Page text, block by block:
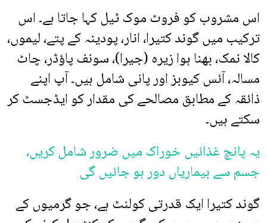
اس مشروب کو فروٹ موک ٹیل کہا جاتا ہے۔ اس
ترکیب میں گوند کتیرا، انار، پودینہ کے پتے، لیموں،
کالا نمک، بھنا ہوا زیرہ (جیرا)، سونف پاؤڈر، چاٹ
مسالہ، آئس کیوبز اور پانی شامل ہیں۔ آپ اپنے
ذائقہ کے مطابق مصالحے کی مقدار کو ایڈجسٹ کر
سکتے ہیں۔
یہ پانچ غذائیں خوراک میں ضرور شامل کریں،
جسم سے بیماریاں دور ہو جائیں گی
گوند کتیرا ایک قدرتی کولنٹ ہے، جو گرمیوں کے